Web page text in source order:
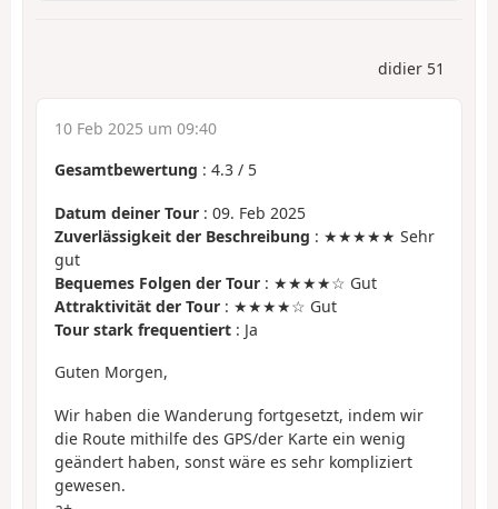
didier 51
10 Feb 2025 um 09:40
Gesamtbewertung : 4.3 / 5
Datum deiner Tour : 09. Feb 2025
Zuverlässigkeit der Beschreibung : ★★★★★ Sehr
gut
Bequemes Folgen der Tour : ★★★★☆ Gut
Attraktivität der Tour : ★★★★☆ Gut
Tour stark frequentiert : Ja
Guten Morgen,
Wir haben die Wanderung fortgesetzt, indem wir
die Route mithilfe des GPS/der Karte ein wenig
geändert haben, sonst wäre es sehr kompliziert
gewesen.